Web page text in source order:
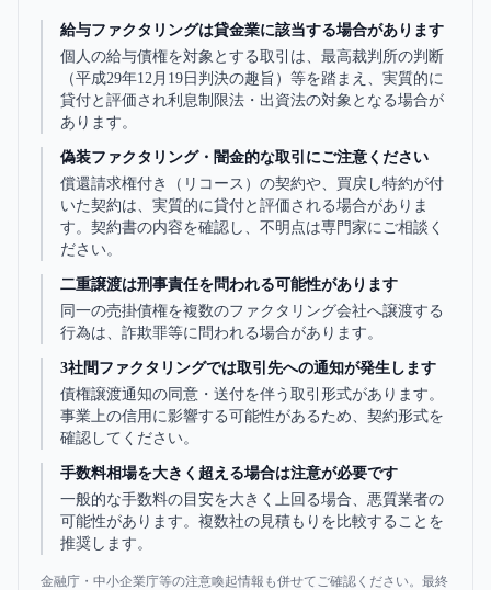
給与ファクタリングは貸金業に該当する場合があります
個人の給与債権を対象とする取引は、最高裁判所の判断
（平成29年12月19日判決の趣旨）等を踏まえ、実質的に
貸付と評価され利息制限法・出資法の対象となる場合が
あります。
偽装ファクタリング・闇金的な取引にご注意ください
償還請求権付き（リコース）の契約や、買戻し特約が付
いた契約は、実質的に貸付と評価される場合がありま
す。契約書の内容を確認し、不明点は専門家にご相談く
ださい。
二重譲渡は刑事責任を問われる可能性があります
同一の売掛債権を複数のファクタリング会社へ譲渡する
行為は、詐欺罪等に問われる場合があります。
3社間ファクタリングでは取引先への通知が発生します
債権譲渡通知の同意・送付を伴う取引形式があります。
事業上の信用に影響する可能性があるため、契約形式を
確認してください。
手数料相場を大きく超える場合は注意が必要です
一般的な手数料の目安を大きく上回る場合、悪質業者の
可能性があります。複数社の見積もりを比較することを
推奨します。
金融庁・中小企業庁等の注意喚起情報も併せてご確認ください。最終